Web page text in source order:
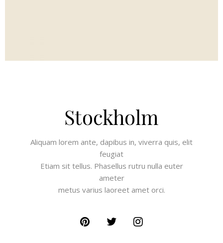
Aliquam lorem ante, dapibus in, viverra quis, elit
feugiat
Etiam sit tellus. Phasellus rutru nulla euter
ameter
metus varius laoreet amet orci.